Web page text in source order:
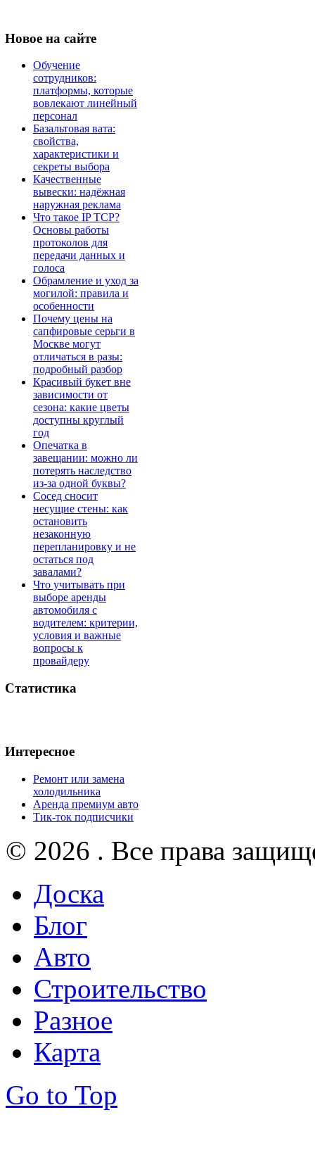
Новое на сайте
Обучение
сотрудников:
платформы, которые
вовлекают линейный
персонал
Базальтовая вата:
свойства,
характеристики и
секреты выбора
Качественные
вывески: надёжная
наружная реклама
Что такое IP TCP?
Основы работы
протоколов для
передачи данных и
голоса
Обрамление и уход за
могилой: правила и
особенности
Почему цены на
сапфировые серьги в
Москве могут
отличаться в разы:
подробный разбор
Красивый букет вне
зависимости от
сезона: какие цветы
доступны круглый
год
Опечатка в
завещании: можно ли
потерять наследство
из-за одной буквы?
Сосед сносит
несущие стены: как
остановить
незаконную
перепланировку и не
остаться под
завалами?
Что учитывать при
выборе аренды
автомобиля с
водителем: критерии,
условия и важные
вопросы к
провайдеру
Статистика
Интересное
Ремонт или замена
холодильника
Аренда премиум авто
Тик-ток подписчики
© 2026 . Все права
Доска
Блог
Авто
Строительство
Разное
Карта
Go to Top